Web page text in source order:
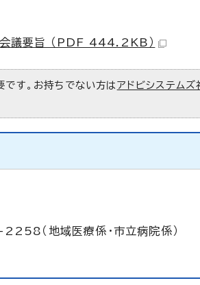
議要旨 （PDF 444.2KB）
です。お持ちでない方は アドビシステムズ
（地域医療係・市立病院係）